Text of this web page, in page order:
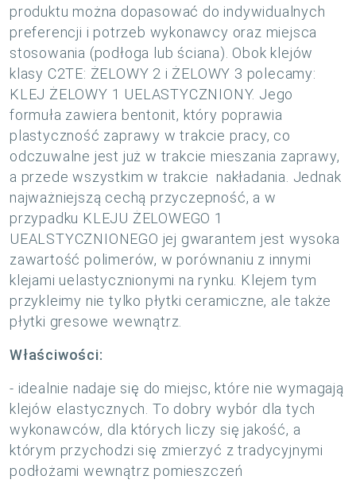
produktu można dopasować do indywidualnych
preferencji i potrzeb wykonawcy oraz miejsca
stosowania (podłoga lub ściana). Obok klejów
klasy C2TE: ŻELOWY 2 i ŻELOWY 3 polecamy:
KLEJ ŻELOWY 1 UELASTYCZNIONY. Jego
formuła zawiera bentonit, który poprawia
plastyczność zaprawy w trakcie pracy, co
odczuwalne jest już w trakcie mieszania zaprawy,
a przede wszystkim w trakcie nakładania. Jednak
najważniejszą cechą przyczepność, a w
przypadku KLEJU ŻELOWEGO 1
UEALSTYCZNIONEGO jej gwarantem jest wysoka
zawartość polimerów, w porównaniu z innymi
klejami uelastycznionymi na rynku. Klejem tym
przykleimy nie tylko płytki ceramiczne, ale także
płytki gresowe wewnątrz.
Właściwości:
- idealnie nadaje się do miejsc, które nie wymagają
klejów elastycznych. To dobry wybór dla tych
wykonawców, dla których liczy się jakość, a
którym przychodzi się zmierzyć z tradycyjnymi
podłożami wewnątrz pomieszczeń